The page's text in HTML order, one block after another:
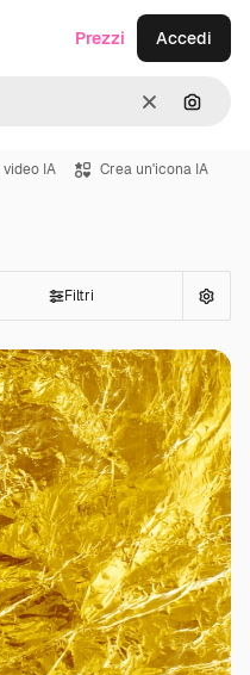
CancellaCerca
Prezzi Accedi
IA Crea un'icona IA
Filtri